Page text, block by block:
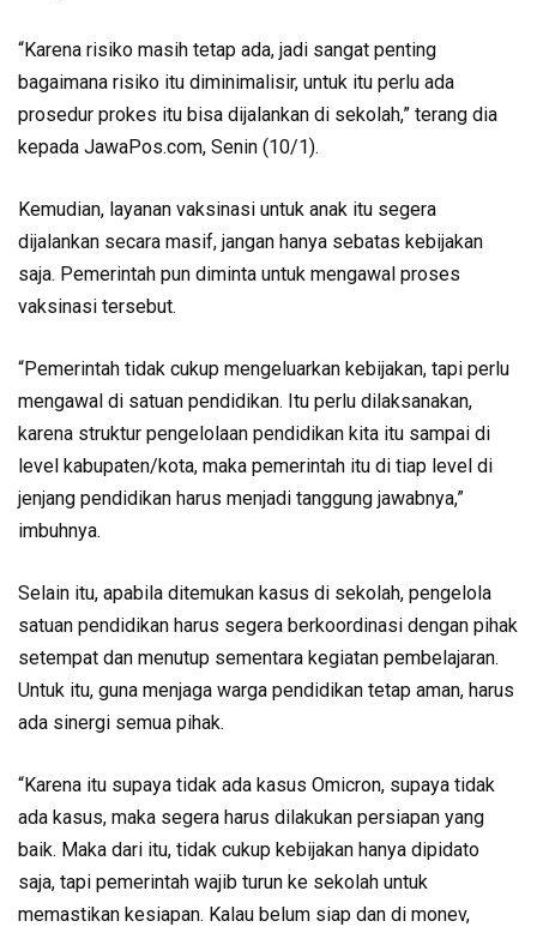
“Karena risiko masih tetap ada, jadi sangat penting
bagaimana risiko itu diminimalisir, untuk itu perlu ada
prosedur prokes itu bisa dijalankan di sekolah,” terang dia
kepada JawaPos.com, Senin (10/1).
Kemudian, layanan vaksinasi untuk anak itu segera
dijalankan secara masif, jangan hanya sebatas kebijakan
saja. Pemerintah pun diminta untuk mengawal proses
vaksinasi tersebut.
“Pemerintah tidak cukup mengeluarkan kebijakan, tapi perlu
mengawal di satuan pendidikan. Itu perlu dilaksanakan,
karena struktur pengelolaan pendidikan kita itu sampai di
level kabupaten/kota, maka pemerintah itu di tiap level di
jenjang pendidikan harus menjadi tanggung jawabnya,”
imbuhnya.
Selain itu, apabila ditemukan kasus di sekolah, pengelola
satuan pendidikan harus segera berkoordinasi dengan pihak
setempat dan menutup sementara kegiatan pembelajaran.
Untuk itu, guna menjaga warga pendidikan tetap aman, harus
ada sinergi semua pihak.
“Karena itu supaya tidak ada kasus Omicron, supaya tidak
ada kasus, maka segera harus dilakukan persiapan yang
baik. Maka dari itu, tidak cukup kebijakan hanya dipidato
saja, tapi pemerintah wajib turun ke sekolah untuk
memastikan kesiapan. Kalau belum siap dan di monev,